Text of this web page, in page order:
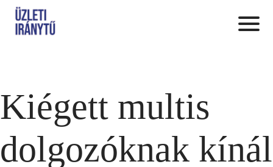
Kiégett multis
dolgozóknak kínál